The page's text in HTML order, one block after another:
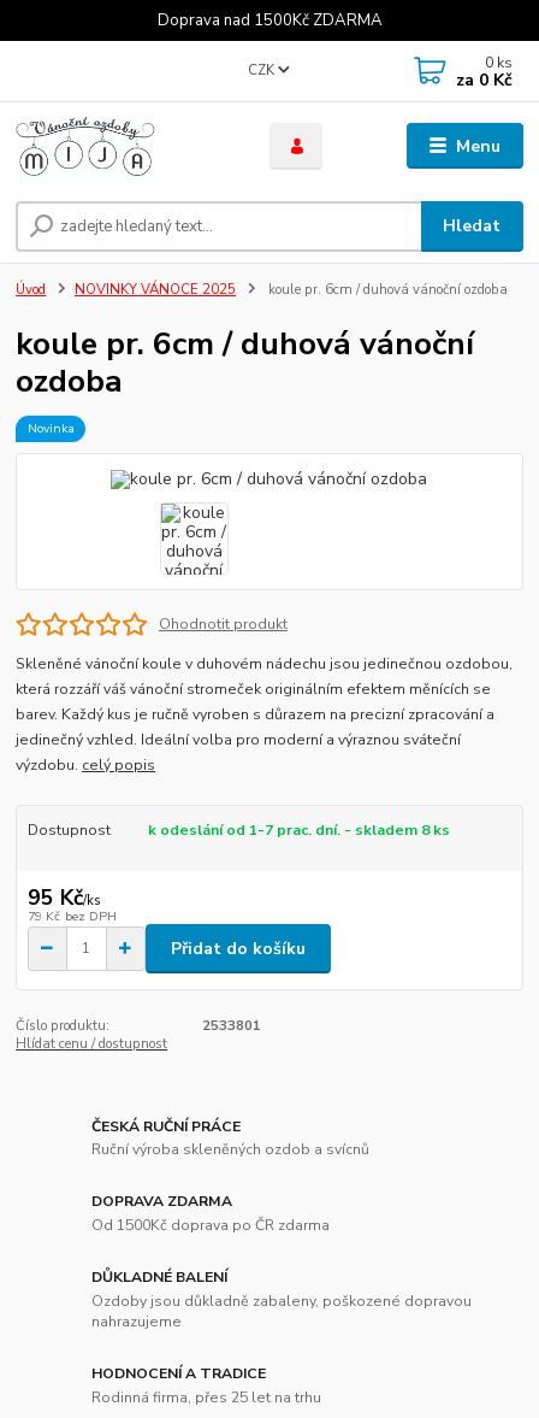
Doprava nad 1500Kč ZDARMA
Menu
CZK
Hledat
0 ks
za 0 Kč
Úvod NOVINKY VÁNOCE 2025 koule pr. 6cm / duhová vánoční ozdoba
koule pr. 6cm / duhová vánoční
ozdoba
Novinka
Ohodnotit produkt
Skleněné vánoční koule v duhovém nádechu jsou jedinečnou ozdobou,
která rozzáří váš vánoční stromeček originálním efektem měnících se
barev. Každý kus je ručně vyroben s důrazem na precizní zpracování a
jedinečný vzhled. Ideální volba pro moderní a výraznou sváteční
výzdobu. celý popis
Dostupnost k odeslání od 1-7 prac. dní. - skladem 8 ks
95 Kč/ks
79 Kč bez DPH
Přidat do košíku
Číslo produktu:
2533801
Hlídat cenu / dostupnost
ČESKÁ RUČNÍ PRÁCE
Ruční výroba skleněných ozdob a svícnů
DOPRAVA ZDARMA
Od 1500Kč doprava po ČR zdarma
DŮKLADNÉ BALENÍ
Ozdoby jsou důkladně zabaleny, poškozené dopravou
nahrazujeme
HODNOCENÍ A TRADICE
Rodinná firma, přes 25 let na trhu